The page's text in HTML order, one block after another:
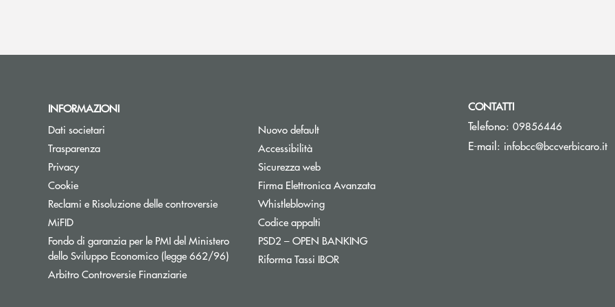
INFORMAZIONI
Dati societari
Trasparenza
Privacy
Cookie
Reclami e Risoluzione delle controversie
MiFID
Fondo di garanzia per le PMI del Ministero
dello Sviluppo Economico (legge 662/96)Apre una nuova finestra
Arbitro Controversie FinanziarieApre una nuova finestra
Nuovo default
Accessibilità
Sicurezza web
Firma Elettronica Avanzata
Whistleblowing
Codice appalti
PSD2 – OPEN BANKINGApre una nuova finestra
Riforma Tassi IBOR
CONTATTI
Telefono: 09856446
E-mail: infobcc@bccverbicaro.it